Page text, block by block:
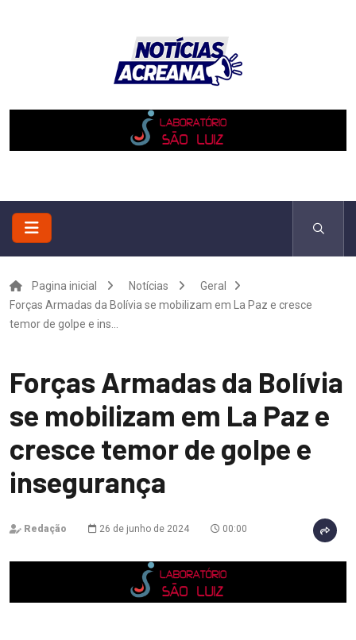
Pagina inicial Notícias
Geral
Forças Armadas da Bolívia se mobilizam em La Paz e cresce
temor de golpe e ins...
Forças Armadas da Bolívia
se mobilizam em La Paz e
cresce temor de golpe e
insegurança
Redação 26 de junho de 2024 00:00